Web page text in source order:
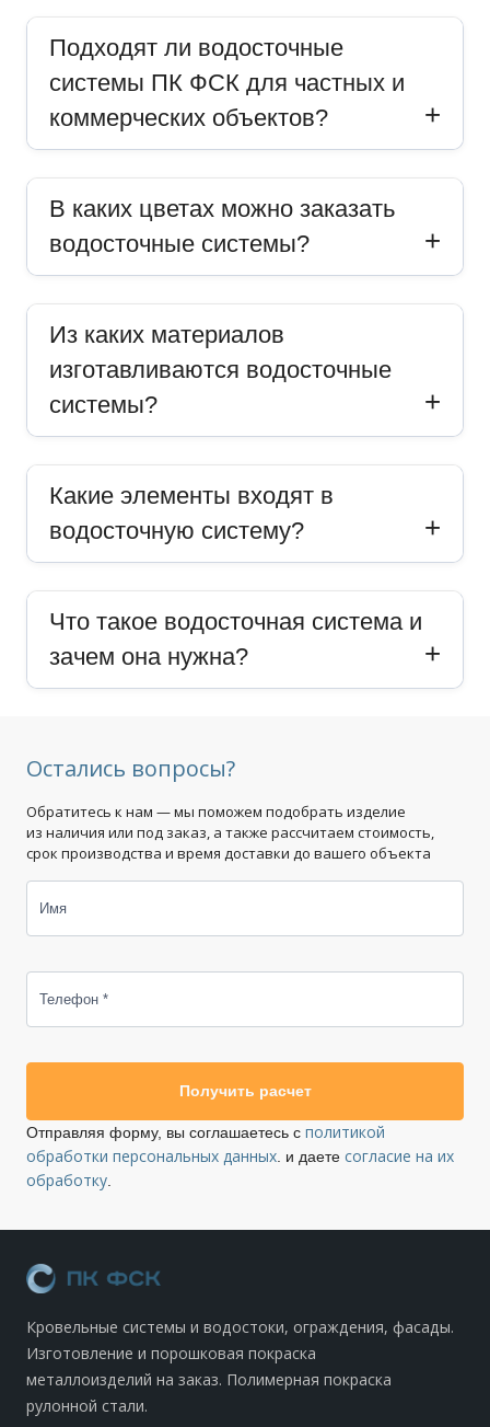
Подходят ли водосточные
системы ПК ФСК для частных и
коммерческих объектов?
В каких цветах можно заказать
водосточные системы?
Из каких материалов
изготавливаются водосточные
системы?
Какие элементы входят в
водосточную систему?
Что такое водосточная система и
зачем она нужна?
Остались вопросы?
Обратитесь к нам — мы поможем подобрать изделие
из наличия или под заказ, а также рассчитаем стоимость,
срок производства и время доставки до вашего объекта
Имя
Телефон *
Получить расчет
Отправляя форму, вы соглашаетесь с политикой
обработки персональных данных. и даете согласие на их
обработку.
Кровельные системы и водостоки, ограждения, фасады.
Изготовление и порошковая покраска
металлоизделий на заказ. Полимерная покраска
рулонной стали.